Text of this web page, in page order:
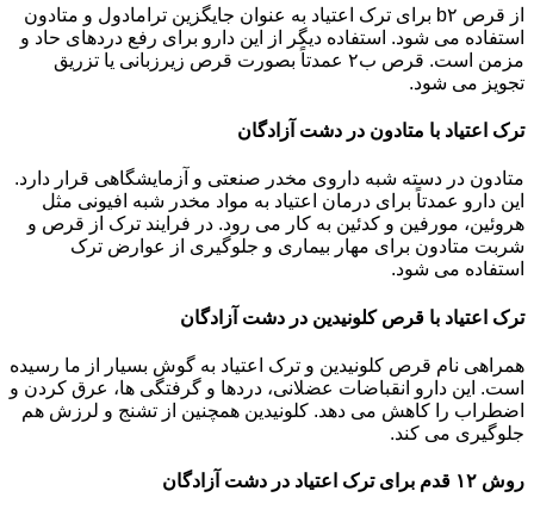
از قرص b۲ برای ترک اعتیاد به عنوان جایگزین ترامادول و متادون
استفاده می شود. استفاده دیگر از این دارو برای رفع دردهای حاد و
مزمن است. قرص ب۲ عمدتاً بصورت قرص زیرزبانی یا تزریق
تجویز می شود.
ترک اعتیاد با متادون در دشت آزادگان
متادون در دسته شبه داروی مخدر صنعتی و آزمایشگاهی قرار دارد.
این دارو عمدتاً برای درمان اعتیاد به مواد مخدر شبه افیونی مثل
هروئین، مورفین و کدئین به کار می رود. در فرایند ترک از قرص و
شربت متادون برای مهار بیماری و جلوگیری از عوارض ترک
استفاده می شود.
ترک اعتیاد با قرص کلونیدین در دشت آزادگان
همراهی نام قرص کلونیدین و ترک اعتیاد به گوش بسیار از ما رسیده
است. این دارو انقباضات عضلانی، دردها و گرفتگی ها، عرق کردن و
اضطراب را کاهش می دهد. کلونیدین همچنین از تشنج و لرزش هم
جلوگیری می کند.
روش ۱۲ قدم برای ترک اعتیاد در دشت آزادگان